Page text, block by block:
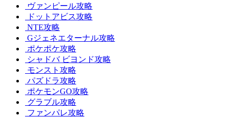
ヴァンピール攻略
ドットアビス攻略
NTE攻略
Gジェネエターナル攻略
ポケポケ攻略
シャドバ ビヨンド攻略
モンスト攻略
パズドラ攻略
ポケモンGO攻略
グラブル攻略
ファンパレ攻略